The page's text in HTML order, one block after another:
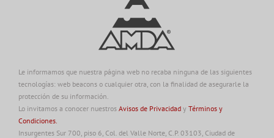
Le informamos que nuestra página web no recaba ninguna de las siguientes
tecnologías: web beacons o cualquier otra, con la finalidad de asegurarle la
protección de su información.
Lo invitamos a conocer nuestros Avisos de Privacidad y Términos y
Condiciones.
Insurgentes Sur 700, piso 6, Col. del Valle Norte, C.P. 03103, Ciudad de